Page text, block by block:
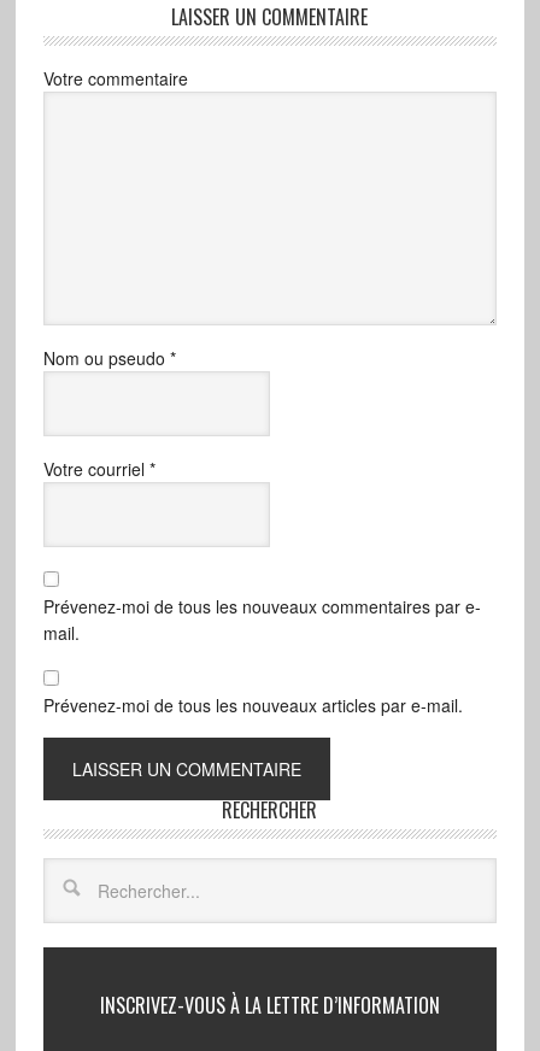
LAISSER UN COMMENTAIRE
Votre commentaire
Nom ou pseudo *
Votre courriel *
Prévenez-moi de tous les nouveaux commentaires par e-
mail.
Prévenez-moi de tous les nouveaux articles par e-mail.
RECHERCHER
INSCRIVEZ-VOUS À LA LETTRE D’INFORMATION